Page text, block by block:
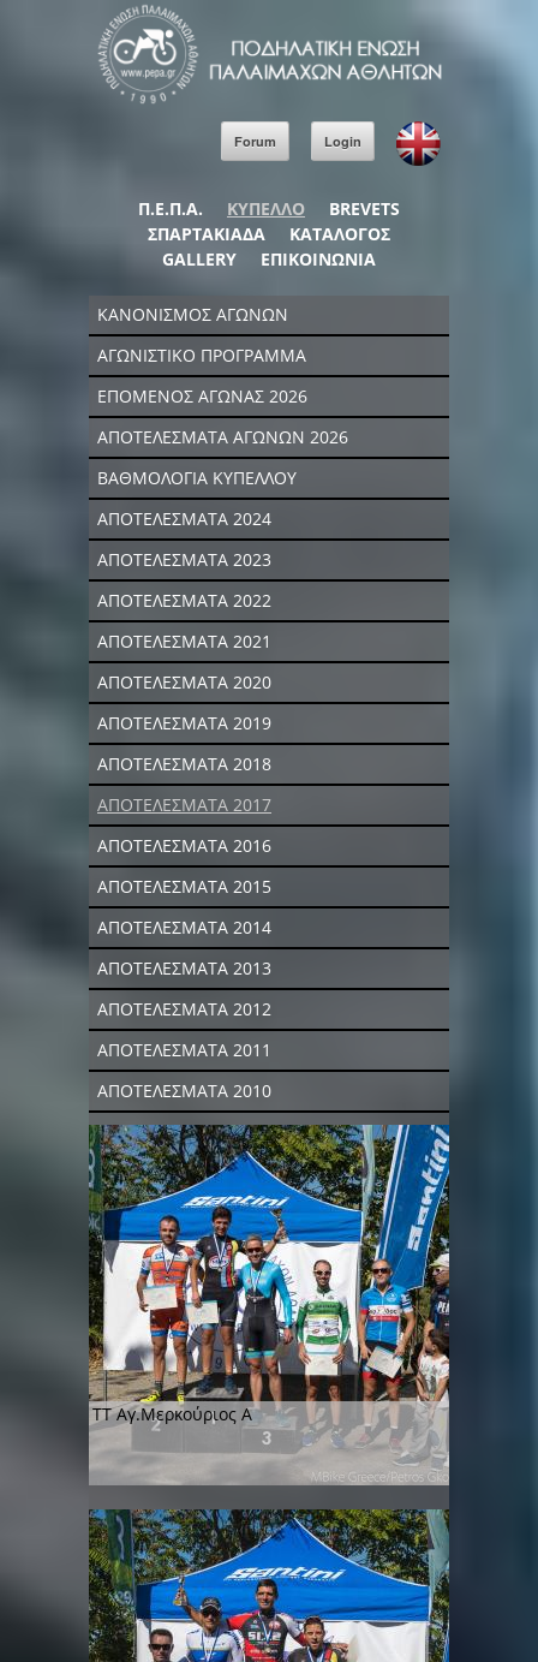
Forum Login
Π.Ε.Π.Α. ΚΥΠΕΛΛΟ
BREVETS
ΣΠΑΡΤΑΚΙΑΔΑ
ΚΑΤΑΛΟΓΟΣ
GALLERY
ΕΠΙΚΟΙΝΩΝΙΑ
ΚΑΝΟΝΙΣΜΟΣ ΑΓΩΝΩΝ
ΑΓΩΝΙΣΤΙΚΟ ΠΡΟΓΡΑΜΜΑ
ΕΠΟΜΕΝΟΣ ΑΓΩΝΑΣ 2026
ΑΠΟΤΕΛΕΣΜΑΤΑ ΑΓΩΝΩΝ 2026
ΒΑΘΜΟΛΟΓΙΑ ΚΥΠΕΛΛΟΥ
ΑΠΟΤΕΛΕΣΜΑΤΑ 2024
ΑΠΟΤΕΛΕΣΜΑΤΑ 2023
ΑΠΟΤΕΛΕΣΜΑΤΑ 2022
ΑΠΟΤΕΛΕΣΜΑΤΑ 2021
ΑΠΟΤΕΛΕΣΜΑΤΑ 2020
ΑΠΟΤΕΛΕΣΜΑΤΑ 2019
ΑΠΟΤΕΛΕΣΜΑΤΑ 2018
ΑΠΟΤΕΛΕΣΜΑΤΑ 2017
ΑΠΟΤΕΛΕΣΜΑΤΑ 2016
ΑΠΟΤΕΛΕΣΜΑΤΑ 2015
ΑΠΟΤΕΛΕΣΜΑΤΑ 2014
ΑΠΟΤΕΛΕΣΜΑΤΑ 2013
ΑΠΟΤΕΛΕΣΜΑΤΑ 2012
ΑΠΟΤΕΛΕΣΜΑΤΑ 2011
ΑΠΟΤΕΛΕΣΜΑΤΑ 2010
TT Αγ.Μερκούριος Α